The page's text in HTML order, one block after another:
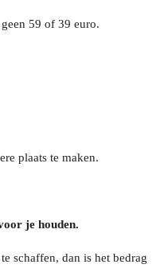
59 of 39 euro.
plaats te maken.
je houden.
schaffen, dan is het bedrag